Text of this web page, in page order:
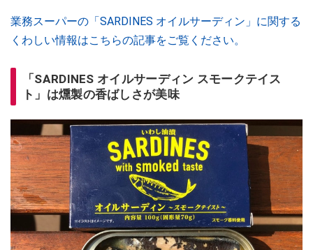
業務スーパーの「SARDINES オイルサーディン」に関する
くわしい情報はこちらの記事をご覧ください。
「SARDINES オイルサーディン スモークテイス
ト」は燻製の香ばしさが美味